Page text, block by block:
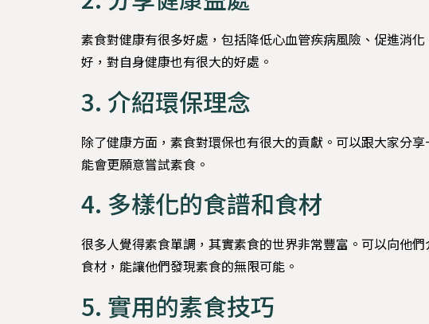
素食對健康有很多好處，包括降低心血管疾病風險、促進消
好，對自身健康也有很大的好處。
3. 介紹環保理念
除了健康方面，素食對環保也有很大的貢獻。可以跟大家分
能會更願意嘗試素食。
4. 多樣化的食譜和食材
很多人覺得素食單調，其實素食的世界非常豐富。可以向他
食材，能讓他們發現素食的無限可能。
5. 實用的素食技巧